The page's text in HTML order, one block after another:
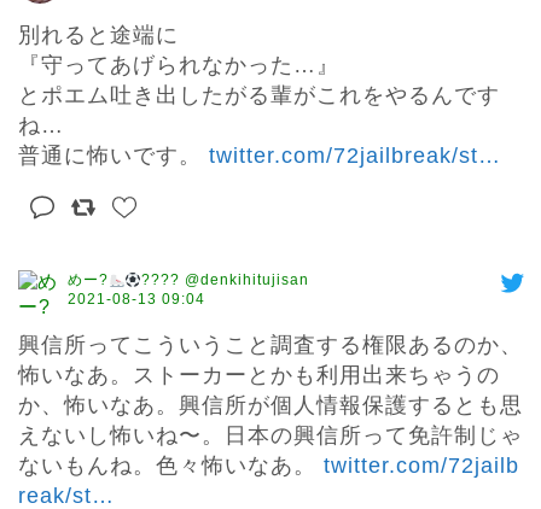
別れると途端に
『守ってあげられなかった…』
とポエム吐き出したがる輩がこれをやるんです
ね…
普通に怖いです。 twitter.com/72jailbreak/st…
めー?
???? @denkihitujisan
2021-08-13 09:04
興信所ってこういうこと調査する権限あるのか、
怖いなあ。ストーカーとかも利用出来ちゃうの
か、怖いなあ。興信所が個人情報保護するとも思
えないし怖いね〜。日本の興信所って免許制じゃ
ないもんね。色々怖いなあ。 twitter.com/72jailb
reak/st…